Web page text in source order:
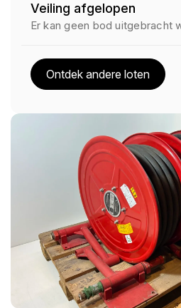
Veiling afgelopen
Er kan geen bod uitgebracht
Ontdek andere loten